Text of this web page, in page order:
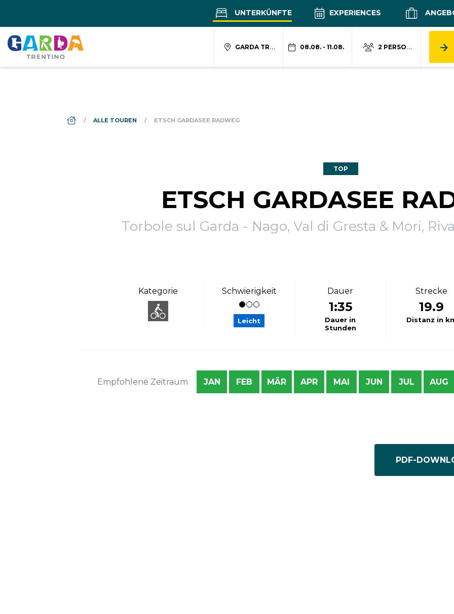
UNTERKÜNFTE EXPERIENCES
GARDA TRENTINO 08.08. - 11.08. 2 PERSONEN
DS_BREADCRUMB.HOME
ALLE TOUREN ETSCH GARDASEE RADWEG
TOP
ETSCH GARDASEE
Torbole sul Garda - Nago, Val di Gresta & Mori,
Kategorie Schwierigkeit
Leicht
Dauer
1:35
Dauer in
Stunden
Strecke
19.9
Distanz in
Empfohlene Zeitraum JAN FEB MÄR APR MAI JUN JUL AUG
PDF-